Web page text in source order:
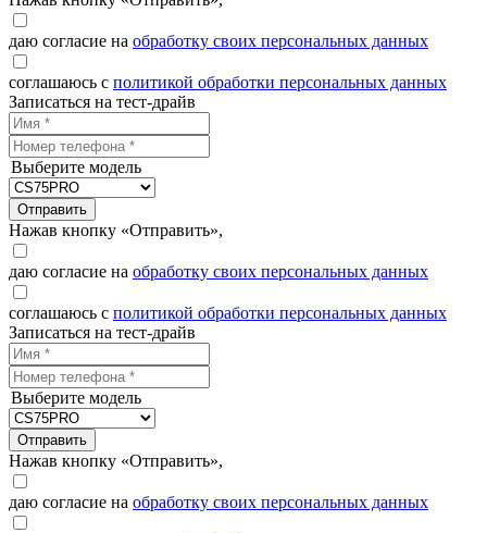
даю согласие на обработку своих персональных данных
соглашаюсь с политикой обработки персональных данных
Записаться на тест-драйв
Выберите модель
Отправить
Нажав кнопку «Отправить»,
даю согласие на обработку своих персональных данных
соглашаюсь с политикой обработки персональных данных
Записаться на тест-драйв
Выберите модель
Отправить
Нажав кнопку «Отправить»,
даю согласие на обработку своих персональных данных